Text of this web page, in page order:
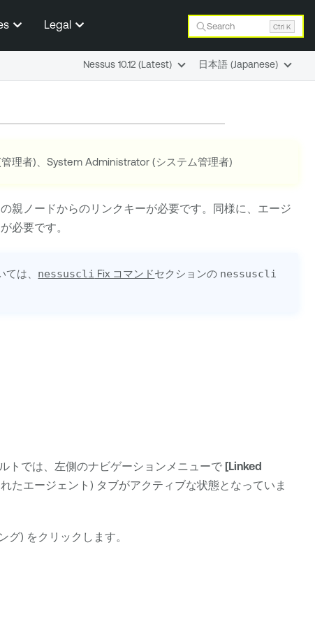
Legal Search Ctrl K
理者)、System Administrator (システム管理者)
親ノードからのリンクキーが必要です。同様に、エージ
必要です。
は、 nessuscli Fix コマンドセクションの nessuscli
トでは、左側のナビゲーションメニューで [Linked
たエージェント) タブがアクティブな状態となっていま
) をクリックします。
Nessus 10.12 (Latest) 日本語 (Japanese)